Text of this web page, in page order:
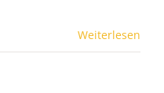
Weiterlesen